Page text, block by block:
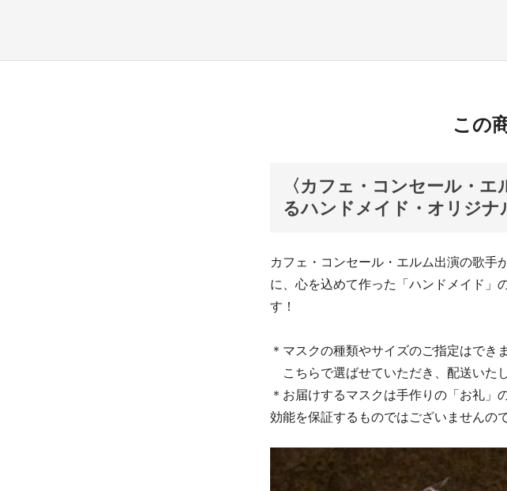
この
〈カフェ・コンセール・
るハンドメイド・オリジナ
カフェ・コンセール・エルム出演の歌手
に、心を込めて作った「ハンドメイド」
す！
＊マスクの種類やサイズのご指定はでき
こちらで選ばせていただき、配送いたし
＊お届けするマスクは手作りの「お礼
効能を保証するものではございませんの